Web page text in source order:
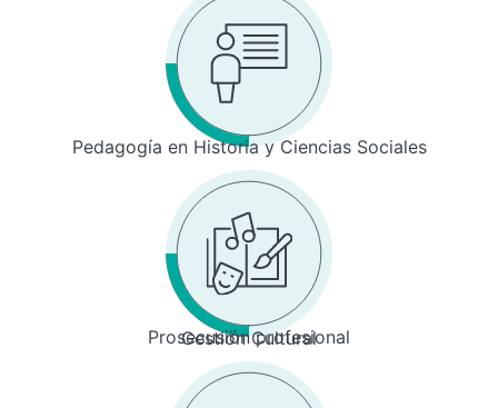
Pedagogía en Historia y Ciencias Sociales
Prosecusión profesional
Gestión Cultural